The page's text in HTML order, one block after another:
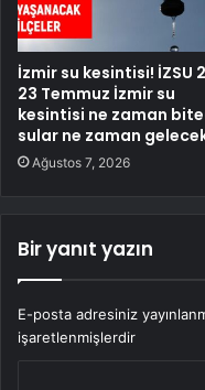
İzmir su kesintisi! İZSU
23 Temmuz İzmir su
kesintisi ne zaman
sular ne zaman
Ağustos 7, 2026
Bir yanıt yazın
E-posta adresiniz
işaretlenmişlerdir